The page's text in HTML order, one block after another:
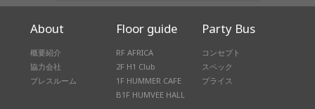
About
概要紹介
協力会社
プレスルーム
Floor guide
RF AFRICA
2F H1 Club
1F HUMMER CAFE
B1F HUMVEE HALL
Party Bus
コンセプト
スペック
プライス